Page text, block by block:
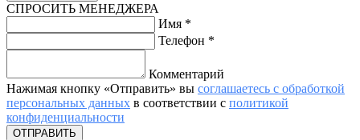
СПРОСИТЬ МЕНЕДЖЕРА
Имя *
Телефон *
Комментарий
Нажимая кнопку «Отправить» вы соглашаетесь с обработкой
персональных данных в соответствии с политикой
конфиденциальности